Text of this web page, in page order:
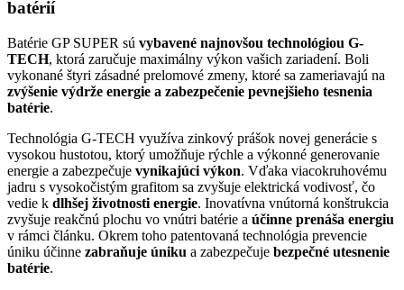
batérií
Batérie GP SUPER sú vybavené najnovšou technológiou G-
TECH, ktorá zaručuje maximálny výkon vašich zariadení. Boli
vykonané štyri zásadné prelomové zmeny, ktoré sa zameriavajú na
zvýšenie výdrže energie a zabezpečenie pevnejšieho tesnenia
batérie.
Technológia G-TECH využíva zinkový prášok novej generácie s
vysokou hustotou, ktorý umožňuje rýchle a výkonné generovanie
energie a zabezpečuje vynikajúci výkon. Vďaka viacokruhovému
jadru s vysokočistým grafitom sa zvyšuje elektrická vodivosť, čo
vedie k dlhšej životnosti energie. Inovatívna vnútorná konštrukcia
zvyšuje reakčnú plochu vo vnútri batérie a účinne prenáša energiu
v rámci článku. Okrem toho patentovaná technológia prevencie
úniku účinne zabraňuje úniku a zabezpečuje bezpečné utesnenie
batérie.